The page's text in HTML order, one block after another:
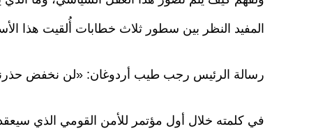
المفيد النظر بين سطور ثلاث خطابات أُلقيت هذا
رسالة الرئيس رجب طيب أردوغان: «لن نخفض
في كلمته خلال أول مؤتمر للأمن القومي الذي